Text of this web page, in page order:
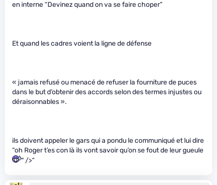
en interne “Devinez quand on va se faire choper”
Et quand les cadres voient la ligne de défense
« jamais refusé ou menacé de refuser la fourniture de puces
dans le but d’obtenir des accords selon des termes injustes ou
déraisonnables ».
ils doivent appeler le gars qui a pondu le communiqué et lui dire
“oh Roger t’es con là ils vont savoir qu’on se fout de leur gueule
" />”